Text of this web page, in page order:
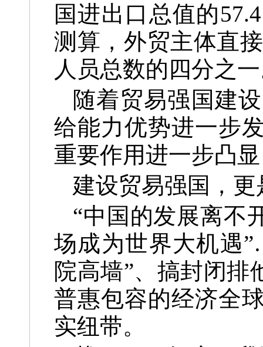
国进出口总值的
测算，外贸主体直
人员总数的四分之
随着贸易强国建
给能力优势进一步
重要作用进一步凸
建设贸易强国，
“中国的发展离不
场成为世界大机遇
院高墙”、搞封闭排
普惠包容的经济全
实纽带。